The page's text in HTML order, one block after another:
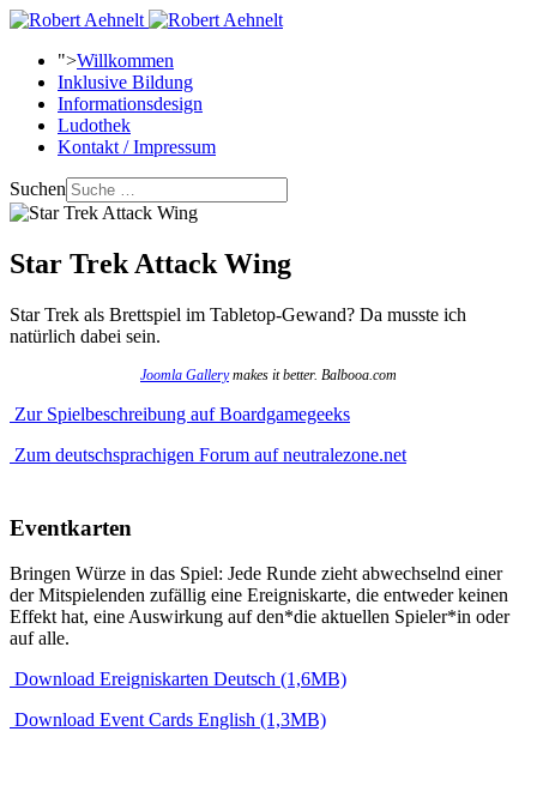
">Willkommen
Inklusive Bildung
Informationsdesign
Ludothek
Kontakt / Impressum
Suchen
Star Trek Attack Wing
Star Trek als Brettspiel im Tabletop-Gewand? Da musste ich
natürlich dabei sein.
Joomla Gallerymakes it better. Balbooa.com
Zur Spielbeschreibung auf Boardgamegeeks
Zum deutschsprachigen Forum auf neutralezone.net
Eventkarten
Bringen Würze in das Spiel: Jede Runde zieht abwechselnd einer
der Mitspielenden zufällig eine Ereigniskarte, die entweder keinen
Effekt hat, eine Auswirkung auf den*die aktuellen Spieler*in oder
auf alle.
Download Ereigniskarten Deutsch (1,6MB)
Download Event Cards English (1,3MB)